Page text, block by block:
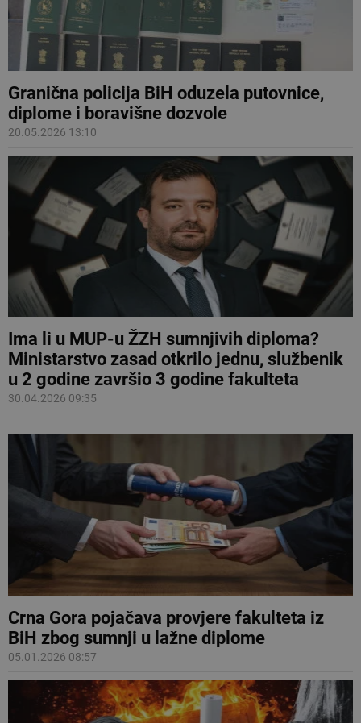
Granična policija BiH oduzela putovnice,
diplome i boravišne dozvole
20.05.2026 13:10
Ima li u MUP-u ŽZH sumnjivih diploma?
Ministarstvo zasad otkrilo jednu, službenik
u 2 godine završio 3 godine fakulteta
30.04.2026 09:35
Crna Gora pojačava provjere fakulteta iz
BiH zbog sumnji u lažne diplome
05.01.2026 08:57